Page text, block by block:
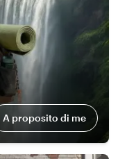
A proposito di me